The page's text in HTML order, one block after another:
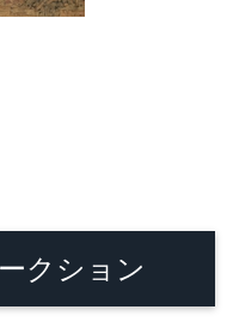
クション